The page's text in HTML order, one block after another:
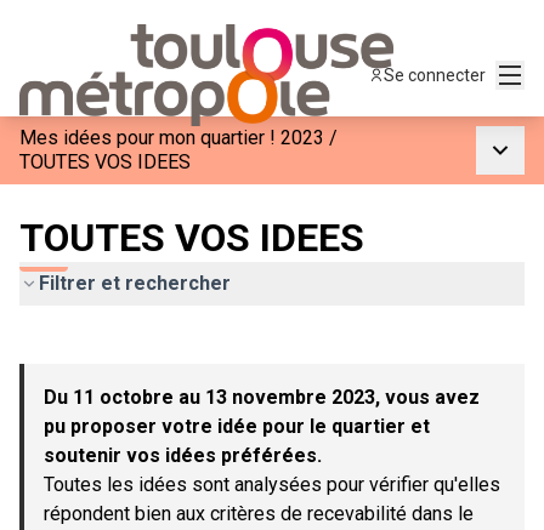
Se connecter
Mes idées pour mon quartier ! 2023 /
TOUTES VOS IDEES
TOUTES VOS IDEES
Filtrer et rechercher
−
Du 11 octobre au 13 novembre 2023, vous avez
pu proposer votre idée pour le quartier et
soutenir vos idées préférées.
Toutes les idées sont analysées pour vérifier qu'elles
répondent bien aux critères de recevabilité dans le